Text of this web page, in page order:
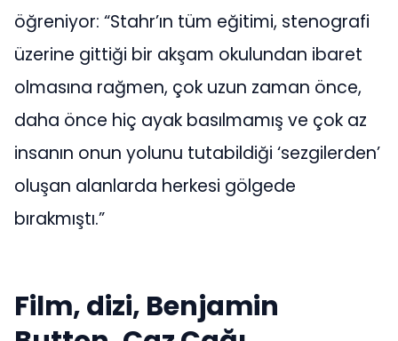
öğreniyor: “Stahr’ın tüm eğitimi, stenografi
üzerine gittiği bir akşam okulundan ibaret
olmasına rağmen, çok uzun zaman önce,
daha önce hiç ayak basılmamış ve çok az
insanın onun yolunu tutabildiği ‘sezgilerden’
oluşan alanlarda herkesi gölgede
bırakmıştı.”
Film, dizi, Benjamin